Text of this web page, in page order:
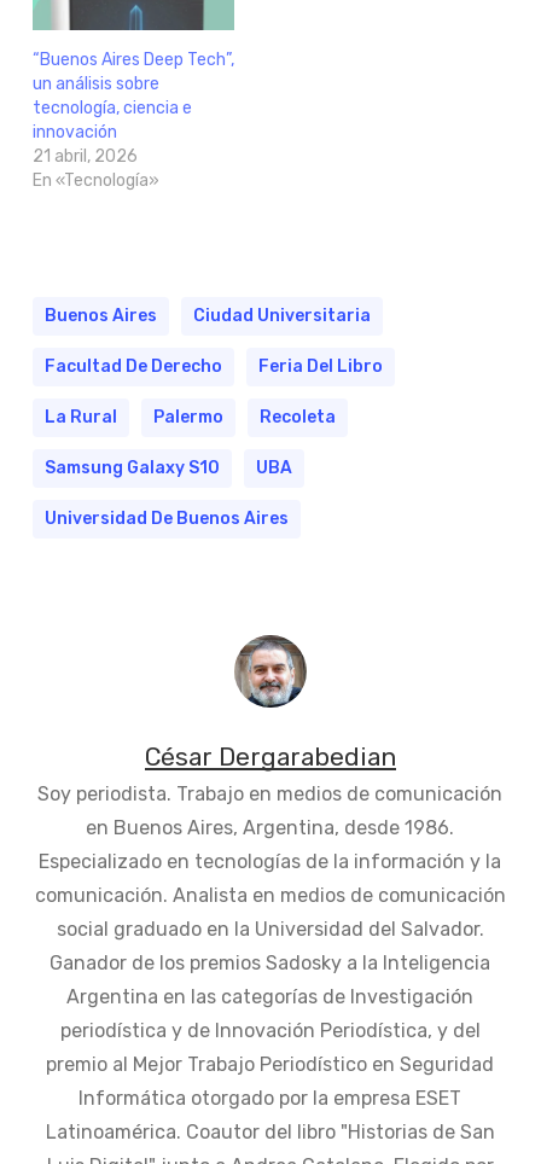
“Buenos Aires Deep Tech”,
un análisis sobre
tecnología, ciencia e
innovación
21 abril, 2026
En «Tecnología»
Buenos Aires Ciudad Universitaria
Facultad De Derecho Feria Del Libro
La Rural Palermo Recoleta
Samsung Galaxy S10 UBA
Universidad De Buenos Aires
César Dergarabedian
Soy periodista. Trabajo en medios de comunicación
en Buenos Aires, Argentina, desde 1986.
Especializado en tecnologías de la información y la
comunicación. Analista en medios de comunicación
social graduado en la Universidad del Salvador.
Ganador de los premios Sadosky a la Inteligencia
Argentina en las categorías de Investigación
periodística y de Innovación Periodística, y del
premio al Mejor Trabajo Periodístico en Seguridad
Informática otorgado por la empresa ESET
Latinoamérica. Coautor del libro "Historias de San